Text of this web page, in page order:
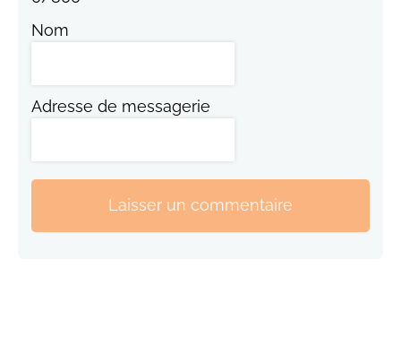
Nom
Adresse de messagerie
Laisser un commentaire